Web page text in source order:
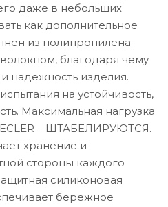
даже в небольших
как дополнительное
из полипропилена
благодаря чему
надежность изделия.
на устойчивость,
Максимальная нагрузка
ECLER – ШТАБЕЛИРУЮТСЯ.
хранение и
стороны каждого
силиконовая
бережное